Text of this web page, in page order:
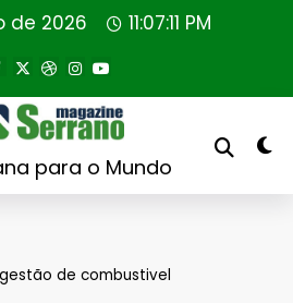
de 2026 11:07:12 PM
para o Mundo
gestão de combustivel